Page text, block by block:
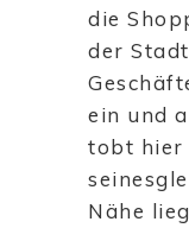
die
der
ein und
tobt hier
Nähe